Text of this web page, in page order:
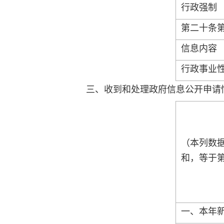
行政强制
第二十条
信息内容
行政事业
三、收到和处理政府信息公开申
（本列
和，等于
一、本年